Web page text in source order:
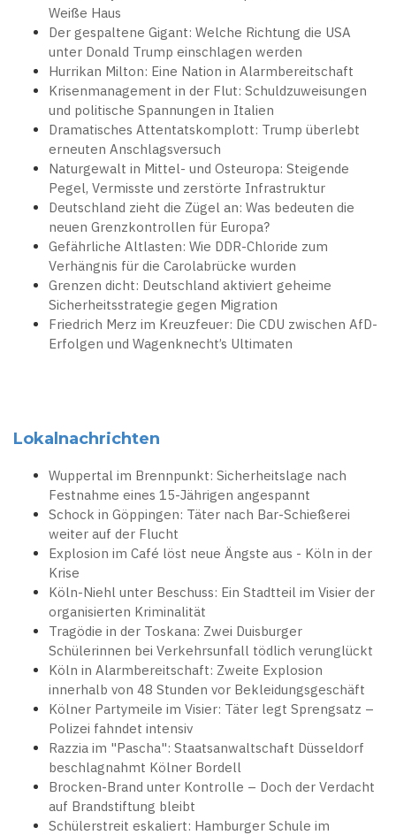
Weiße Haus
Der gespaltene Gigant: Welche Richtung die USA
unter Donald Trump einschlagen werden
Hurrikan Milton: Eine Nation in Alarmbereitschaft
Krisenmanagement in der Flut: Schuldzuweisungen
und politische Spannungen in Italien
Dramatisches Attentatskomplott: Trump überlebt
erneuten Anschlagsversuch
Naturgewalt in Mittel- und Osteuropa: Steigende
Pegel, Vermisste und zerstörte Infrastruktur
Deutschland zieht die Zügel an: Was bedeuten die
neuen Grenzkontrollen für Europa?
Gefährliche Altlasten: Wie DDR-Chloride zum
Verhängnis für die Carolabrücke wurden
Grenzen dicht: Deutschland aktiviert geheime
Sicherheitsstrategie gegen Migration
Friedrich Merz im Kreuzfeuer: Die CDU zwischen AfD-
Erfolgen und Wagenknecht’s Ultimaten
Lokalnachrichten
Wuppertal im Brennpunkt: Sicherheitslage nach
Festnahme eines 15-Jährigen angespannt
Schock in Göppingen: Täter nach Bar-Schießerei
weiter auf der Flucht
Explosion im Café löst neue Ängste aus - Köln in der
Krise
Köln-Niehl unter Beschuss: Ein Stadtteil im Visier der
organisierten Kriminalität
Tragödie in der Toskana: Zwei Duisburger
Schülerinnen bei Verkehrsunfall tödlich verunglückt
Köln in Alarmbereitschaft: Zweite Explosion
innerhalb von 48 Stunden vor Bekleidungsgeschäft
Kölner Partymeile im Visier: Täter legt Sprengsatz –
Polizei fahndet intensiv
Razzia im "Pascha": Staatsanwaltschaft Düsseldorf
beschlagnahmt Kölner Bordell
Brocken-Brand unter Kontrolle – Doch der Verdacht
auf Brandstiftung bleibt
Schülerstreit eskaliert: Hamburger Schule im